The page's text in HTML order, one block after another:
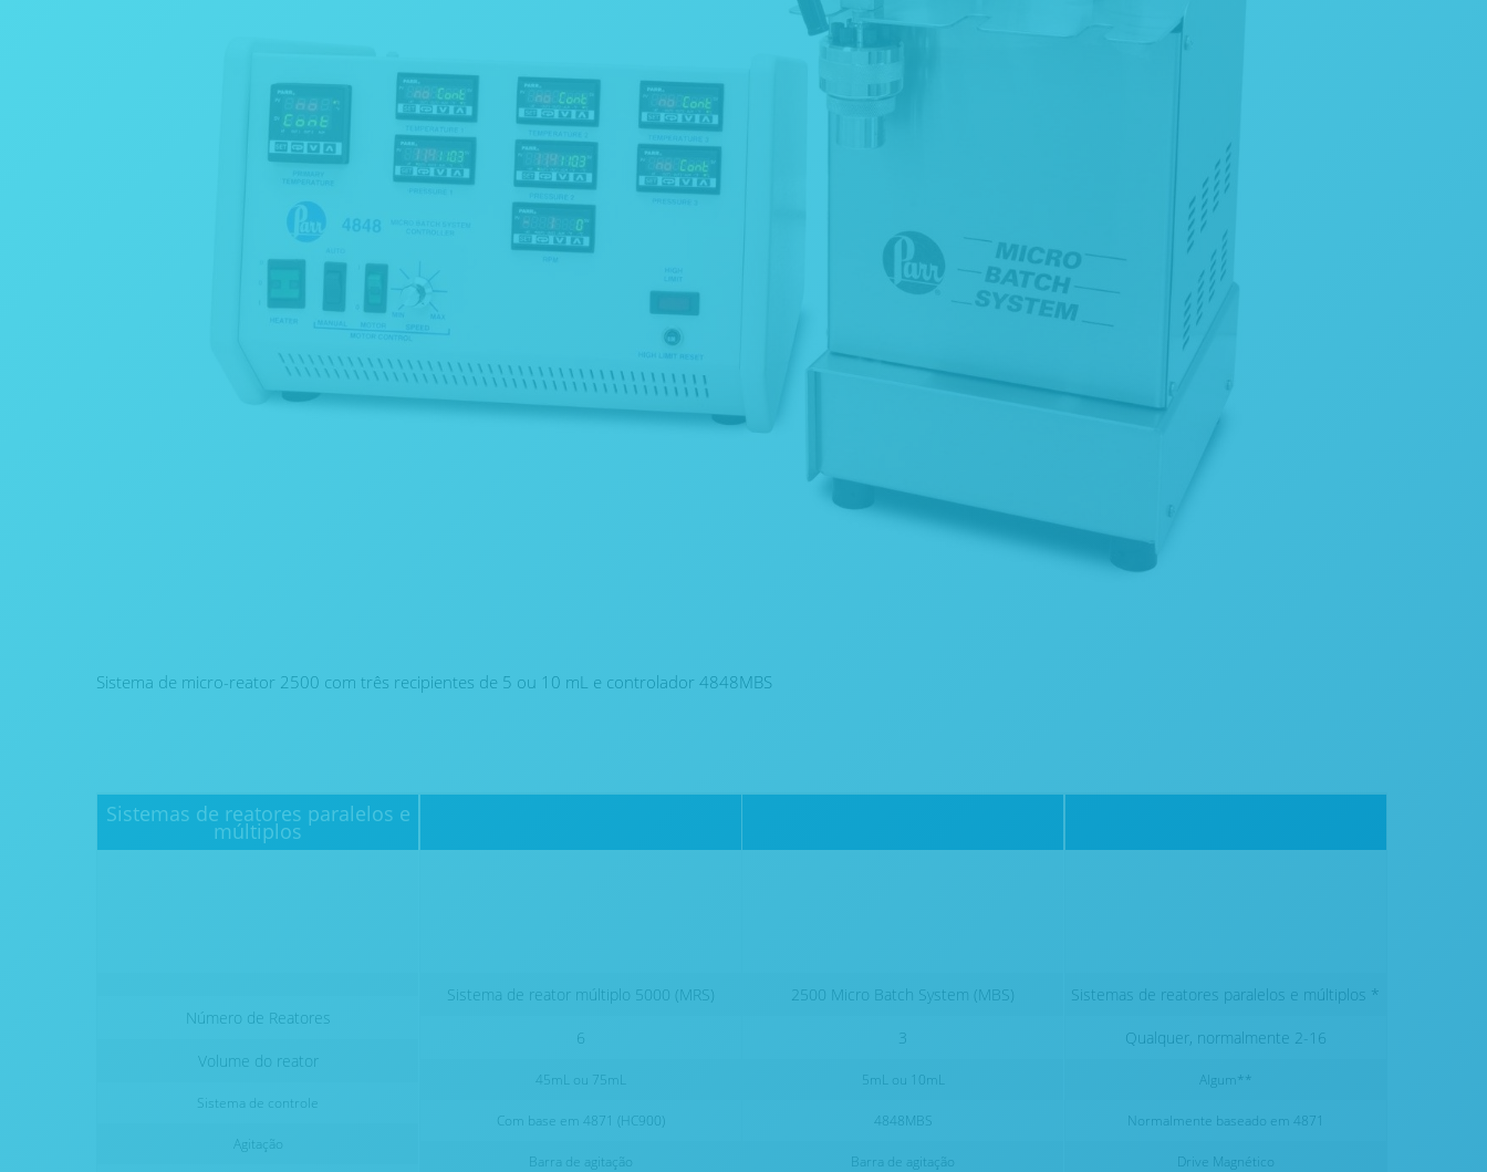
Sistema de micro-reator 2500 com três recipientes de 5 ou 10 mL e controlador 4848MBS
Sistemas de reatores paralelos e
múltiplos
Número de Reatores
Volume do reator
Sistema de controle
Agitação
Sistema de reator múltiplo 5000 (MRS)
6
45mL ou 75mL
Com base em 4871 (HC900)
Barra de agitação
2500 Micro Batch System (MBS)
3
5mL ou 10mL
4848MBS
Barra de agitação
Sistemas de reatores paralelos e múltiplos *
Qualquer, normalmente 2-16
Algum**
Normalmente baseado em 4871
Drive Magnético